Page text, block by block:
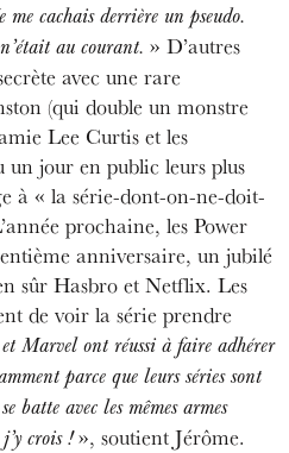
me cachais derrière un pseudo.
au courant. » D’autres
avec une rare
(qui double un monstre
Lee Curtis et les
jour en public leurs plus
à « la série-dont-on-ne-doit-
prochaine, les Power
anniversaire, un jubilé
sûr Hasbro et Netflix. Les
de voir la série prendre
Marvel ont réussi à faire adhérer
parce que leurs séries sont
batte avec les mêmes armes
crois !», soutient Jérôme.